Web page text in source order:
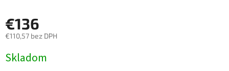
€136
€110,57 bez DPH
cena:
Skladom